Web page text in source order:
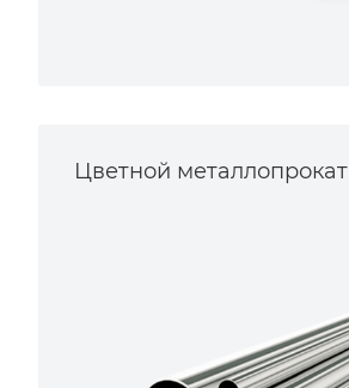
Цветной металлопрокат